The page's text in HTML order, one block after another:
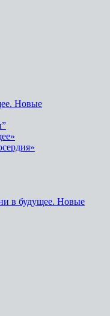
Новые
в будущее. Новые